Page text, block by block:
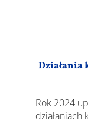
Działania
Rok 2024